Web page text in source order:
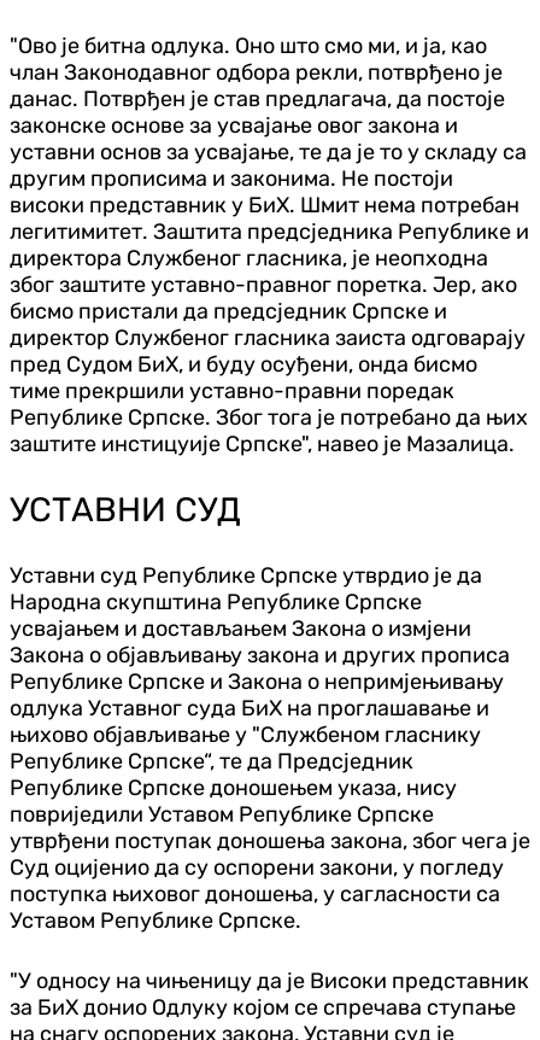
"Ово је битна одлука. Оно што смо ми, и ја, као
члан Законодавног одбора рекли, потврђено је
данас. Потврђен је став предлагача, да постоје
законске основе за усвајање овог закона и
уставни основ за усвајање, те да је то у складу са
другим прописима и законима. Не постоји
високи представник у БиХ. Шмит нема потребан
легитимитет. Заштита предсједника Републике и
директора Службеног гласника, је неопходна
због заштите уставно-правног поретка. Јер, ако
бисмо пристали да предсједник Српске и
директор Службеног гласника заиста одговарају
пред Судом БиХ, и буду осуђени, онда бисмо
тиме прекршили уставно-правни поредак
Републике Српске. Због тога је потребано да њих
заштите инстицуије Српске", навео је Мазалица.
УСТАВНИ СУД
Уставни суд Републике Српске утврдио је да
Народна скупштина Републике Српске
усвајањем и достављањем Закона о измјени
Закона о објављивању закона и других прописа
Републике Српске и Закона о непримјењивању
одлука Уставног суда БиХ на проглашавање и
њихово објављивање у "Службеном гласнику
Републике Српске“, те да Предсједник
Републике Српске доношењем указа, нису
повриједили Уставом Републике Српске
утврђени поступак доношења закона, због чега је
Суд оцијенио да су оспорени закони, у погледу
поступка њиховог доношења, у сагласности са
Уставом Републике Српске.
"У односу на чињеницу да је Високи представник
за БиХ донио Одлуку којом се спречава ступање
на снагу оспорених закона, Уставни суд је